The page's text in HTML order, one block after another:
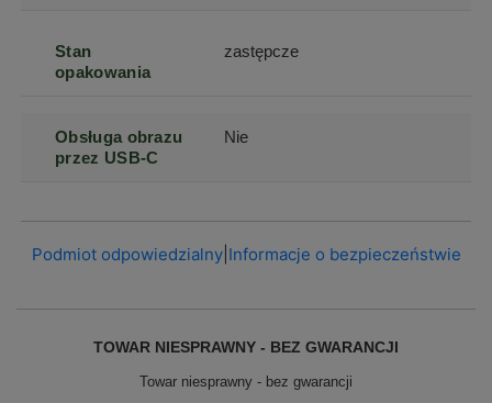
Stan
opakowania
zastępcze
Obsługa obrazu
przez USB-C
Nie
Podmiot odpowiedzialny| Informacje o bezpieczeństwie
TOWAR NIESPRAWNY - BEZ GWARANCJI
Towar niesprawny - bez gwarancji